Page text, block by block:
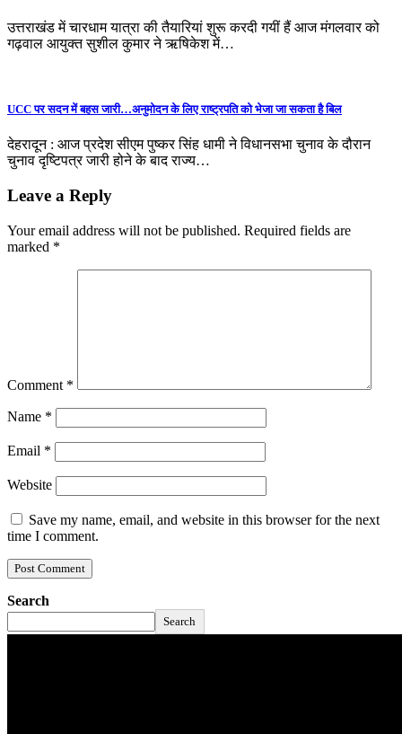
उत्तराखंड में चारधाम यात्रा की तैयारियां शुरू करदी गयीं हैं आज मंगलवार को
गढ़वाल आयुक्त सुशील कुमार ने ऋषिकेश में…
UCC पर सदन में बहस जारी…अनुमोदन के लिए राष्ट्रपति को भेजा जा सकता है बिल
देहरादून : आज प्रदेश सीएम पुष्कर सिंह धामी ने विधानसभा चुनाव के दौरान
चुनाव दृष्टिपत्र जारी होने के बाद राज्य…
Leave a Reply
Your email address will not be published. Required fields are
marked *
Comment *
Name *
Email *
Website
Save my name, email, and website in this browser for the next
time I comment.
Search
Search